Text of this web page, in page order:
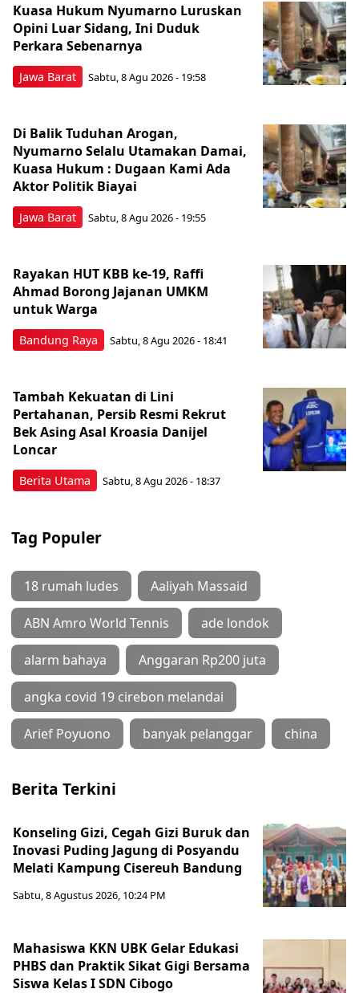
Jawa Barat
Kuasa Hukum Nyumarno Luruskan
Opini Luar Sidang, Ini Duduk
Perkara Sebenarnya ​
Sabtu, 8 Agu 2026 - 19:58
Jawa Barat
Di Balik Tuduhan Arogan,
Nyumarno Selalu Utamakan Damai,
Kuasa Hukum : Dugaan Kami Ada
Aktor Politik Biayai
Sabtu, 8 Agu 2026 - 19:55
Bandung Raya
Rayakan HUT KBB ke-19, Raffi
Ahmad Borong Jajanan UMKM
untuk Warga
Sabtu, 8 Agu 2026 - 18:41
Berita Utama
Tambah Kekuatan di Lini
Pertahanan, Persib Resmi Rekrut
Bek Asing Asal Kroasia Danijel
Loncar
Sabtu, 8 Agu 2026 - 18:37
Tag Populer
18 rumah ludes Aaliyah Massaid
ABN Amro World Tennis ade londok
alarm bahaya Anggaran Rp200 juta
angka covid 19 cirebon melandai
Arief Poyuono banyak pelanggar china
Berita Terkini
Konseling Gizi, Cegah Gizi Buruk dan
Inovasi Puding Jagung di Posyandu
Melati Kampung Cisereuh Bandung
Sabtu, 8 Agustus 2026, 10:24 PM
Mahasiswa KKN UBK Gelar Edukasi
PHBS dan Praktik Sikat Gigi Bersama
Siswa Kelas I SDN Cibogo